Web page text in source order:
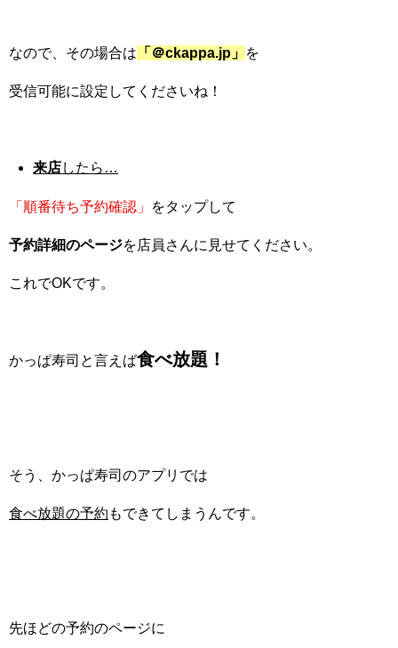
なので、その場合は 「＠ckappa.jp 」 を
受信可能に設定してくださいね！
来店したら…
「順番待ち予約確認」 をタップして
予約詳細のページを店員さんに見せてください。
これでOKです。
かっぱ寿司と言えば食べ放題！
そう、かっぱ寿司のアプリでは
食べ放題の予約 もできてしまうんです。
先ほどの予約のページに